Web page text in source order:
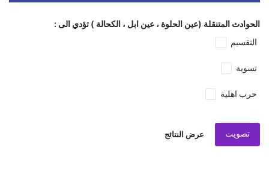
الحوادث المتنقلة (عين الحلوة ، عين ابل ، الكحالة ) تؤدي الى :
التقسيم
تسوية
حرب اهلية
تصويت عرض النتائج